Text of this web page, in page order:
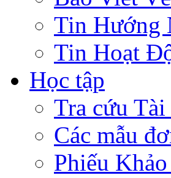
Tin Hướng
Tin Hoạt
Học tập
Tra cứu
Các mẫu
Phiếu